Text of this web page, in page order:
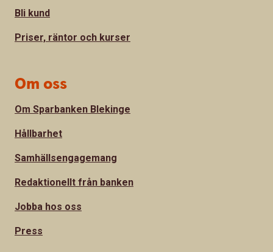
Bli kund
Priser, räntor och kurser
Om oss
Om Sparbanken Blekinge
Hållbarhet
Samhällsengagemang
Redaktionellt från banken
Jobba hos oss
Press